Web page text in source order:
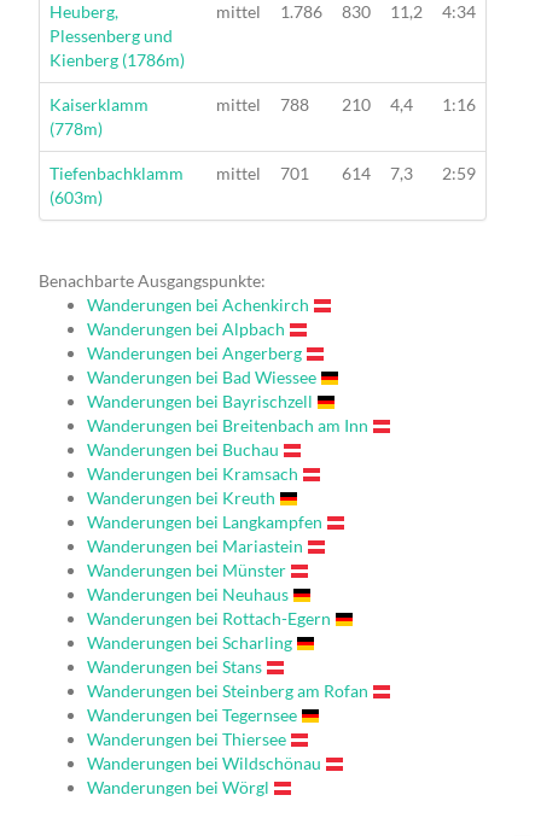
Wanderung
Heuberg,
Plessenberg und
Kienberg (1786m)
mittel 1.786 830 11,2 4:34
Wanderung
Kaiserklamm
(778m)
mittel 788 210 4,4 1:16
Wanderung
Tiefenbachklamm
(603m)
mittel 701 614 7,3 2:59
Benachbarte Ausgangspunkte:
Wanderungen bei Achenkirch
Wanderungen bei Alpbach
Wanderungen bei Angerberg
Wanderungen bei Bad Wiessee
Wanderungen bei Bayrischzell
Wanderungen bei Breitenbach am Inn
Wanderungen bei Buchau
Wanderungen bei Kramsach
Wanderungen bei Kreuth
Wanderungen bei Langkampfen
Wanderungen bei Mariastein
Wanderungen bei Münster
Wanderungen bei Neuhaus
Wanderungen bei Rottach-Egern
Wanderungen bei Scharling
Wanderungen bei Stans
Wanderungen bei Steinberg am Rofan
Wanderungen bei Tegernsee
Wanderungen bei Thiersee
Wanderungen bei Wildschönau
Wanderungen bei Wörgl